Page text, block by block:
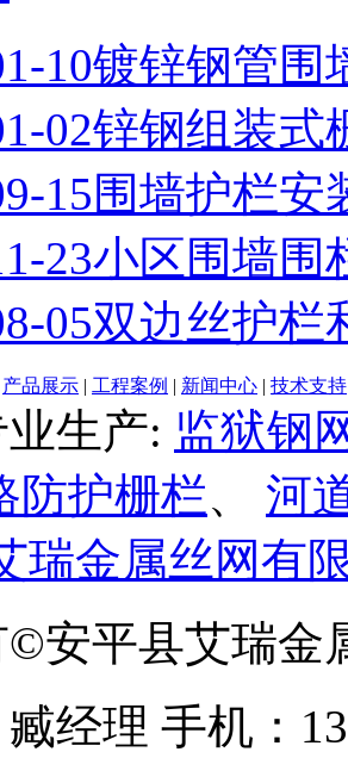
10镀锌钢管围
02锌钢组装式
15围墙护栏安
23小区围墙围
05双边丝护栏
产品展示 | 工程案例 | 新闻中心 | 技术支持
生产: 监狱钢
防护栅栏、 河
©安平县艾瑞金
经理 手机：